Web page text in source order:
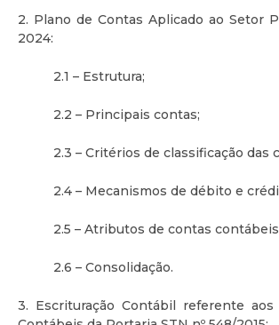
2. Plano de Contas Aplicado ao Setor
2024:
2.1 – Estrutura;
2.2 – Principais contas;
2.3 – Critérios de classificação das
2.4 – Mecanismos de débito e
2.5 – Atributos de contas
2.6 – Consolidação.
3. Escrituração Contábil referente aos